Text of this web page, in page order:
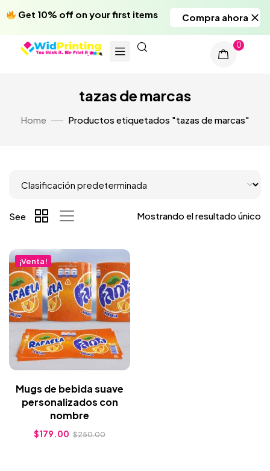
Get 10% off on your first items Compra ahora
0
tazas de marcas
Home Productos etiquetados "tazas de marcas"
Mostrando el resultado único
See
¡Venta!
Mugs de bebida suave
personalizados con
nombre
$179.00 $250.00